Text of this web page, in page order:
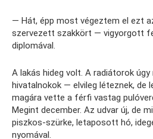
— Hát, épp most végeztem el ezt
szervezett szakkört — vigyorgott
diplomával.
A lakás hideg volt. A radiátorok
hivatalnokok — elvileg léteznek, de
magára vette a férfi vastag
Megint december. Az udvar új, de
piszkos-szürke, letaposott hó,
nyomával.